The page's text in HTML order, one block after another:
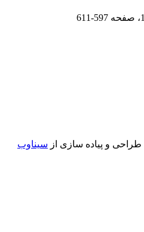
597-611
طراحی و پیاده سازی از سیناوب